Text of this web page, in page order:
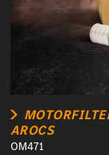
AROCS
OM471